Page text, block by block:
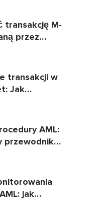
transakcję M-
przez
transakcji w
Jak
kopiować
AML:
przewodnik
jak